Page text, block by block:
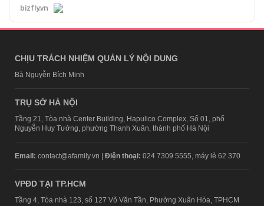
bizfly.vn
CHỊU TRÁCH NHIỆM QUẢN LÝ NỘI DUNG
Bà Nguyễn Bích Minh
TRỤ SỞ HÀ NỘI
Tầng 21, Tòa nhà Center Building, Hapulico Complex, Số 01, phố
Nguyễn Huy Tưởng, phường Thanh Xuân, thành phố Hà Nội
Email: contact@afamily.vn | Điện thoại: 024 7309 5555, máy lẻ 62.370
VPĐD TẠI TP.HCM
Tầng 4, Tòa nhà 123, số 127 Võ Văn Tần, Phường Xuân Hòa, TPHCM